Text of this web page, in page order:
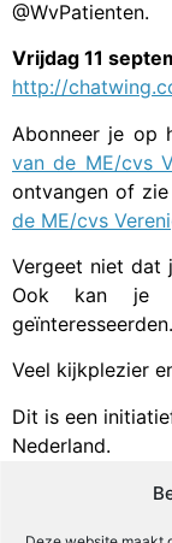
@WvPatienten.
Vrijdag 11
http://
Abonneer je op
van de ME/cvs
ontvangen of
de ME/cvs
Vergeet niet dat
Ook kan je
geïnteresseerden.
Veel kijkplezier
Dit is een
Nederland.